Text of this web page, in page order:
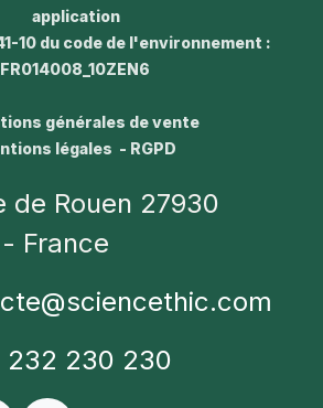
application
10 du code de l'environnement :
FR014008_10ZEN6
générales de vente
légales - RGPD
de Rouen 27930
France
232 230 230